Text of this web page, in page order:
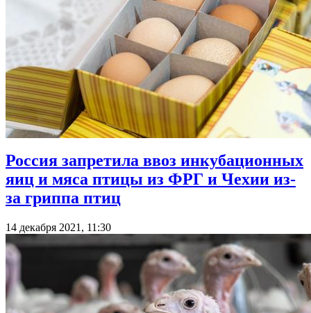
Россия запретила ввоз инкубационных
яиц и мяса птицы из ФРГ и Чехии из-
за гриппа птиц
14 декабря 2021, 11:30